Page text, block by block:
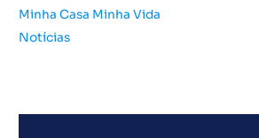
Minha Casa Minha Vida
Notícias